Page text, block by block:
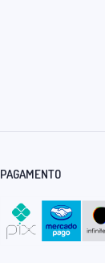
PAGAMENTO